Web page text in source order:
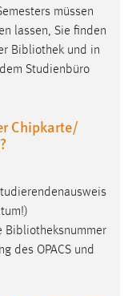
müssen
lassen, Sie finden
Bibliothek und in
Studienbüro
Chipkarte/
Bibliotheksnummer
des OPACS und
der Website
anonym.
wie